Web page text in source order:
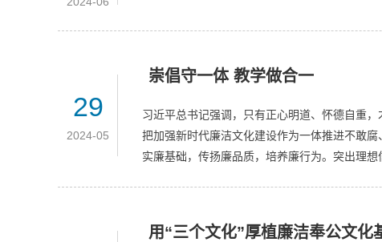
29
2024-05
崇倡守一体 教学做合一
习近平总书记强调，只有正心明道、怀德自重
把加强新时代廉洁文化建设作为一体推进不敢
实廉基础，传扬廉品质，培养廉行为。突出理想
用“三个文化”厚植廉洁奉公文化